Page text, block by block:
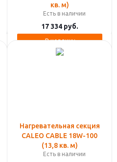
кв. м)
Есть в наличии
17 334руб.
В корзину
Нагревательная секция
CALEO CABLE 18W-100
(13,8 кв. м)
Есть в наличии